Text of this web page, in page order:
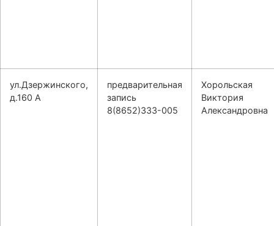
ул.Дзержинского,
д.160 А
предварительная
запись
8(8652)333-005
Хорольская
Виктория
Александровна